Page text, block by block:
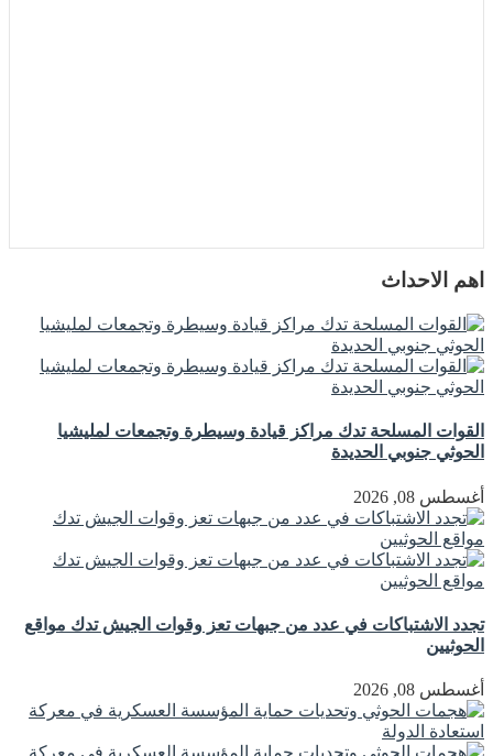
اهم الاحداث
القوات المسلحة تدك مراكز قيادة وسيطرة وتجمعات لمليشيا
الحوثي جنوبي الحديدة
أغسطس 08, 2026
تجدد الاشتباكات في عدد من جبهات تعز وقوات الجيش تدك مواقع
الحوثيين
أغسطس 08, 2026